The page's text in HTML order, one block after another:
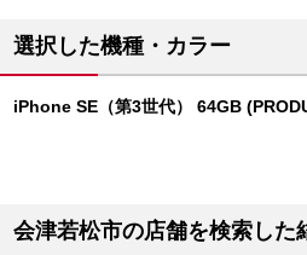
選択した機種・カラー
iPhone SE（第3世代） 64GB
会津若松市の店舗を検索した